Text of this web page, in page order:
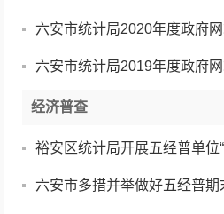
六安市统计局2020年度政府
六安市统计局2019年度政府
经济普查
裕安区统计局开展五经普单位
六安市多措并举做好五经普